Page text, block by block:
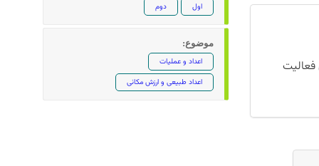
در مورد این فعالیت
اول دوم
موضوع:
اعداد و عملیات
اعداد طبیعی و ارزش مکانی